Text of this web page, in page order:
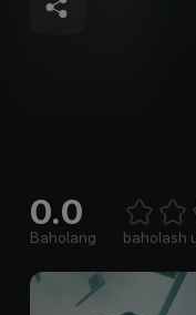
0.0
Baholang 1 Star2
baholash